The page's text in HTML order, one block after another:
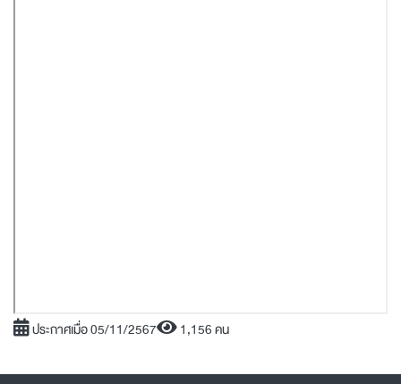
ประกาศเมื่อ 05/11/2567 1,156 คน